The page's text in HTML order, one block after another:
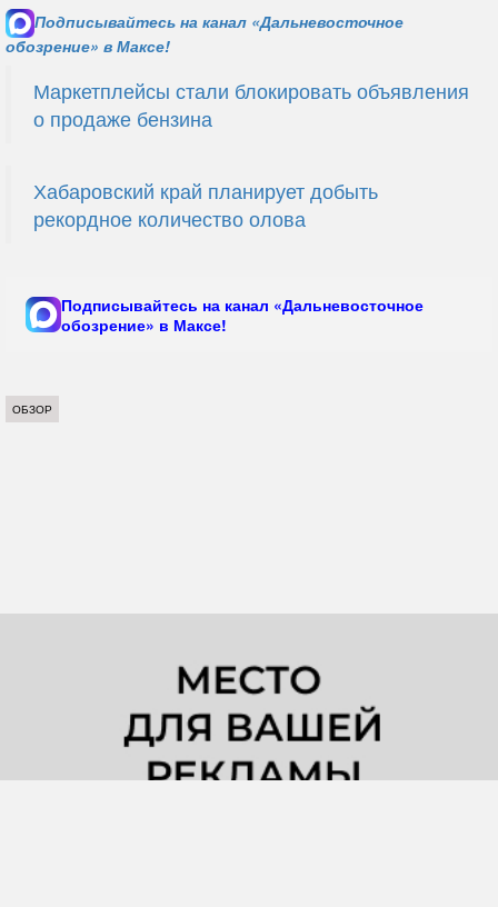
Подписывайтесь на канал «Дальневосточное
обозрение» в Максе!
Маркетплейсы стали блокировать объявления
о продаже бензина
Хабаровский край планирует добыть
рекордное количество олова
Подписывайтесь на канал «Дальневосточное
обозрение» в Максе!
ОБЗОР